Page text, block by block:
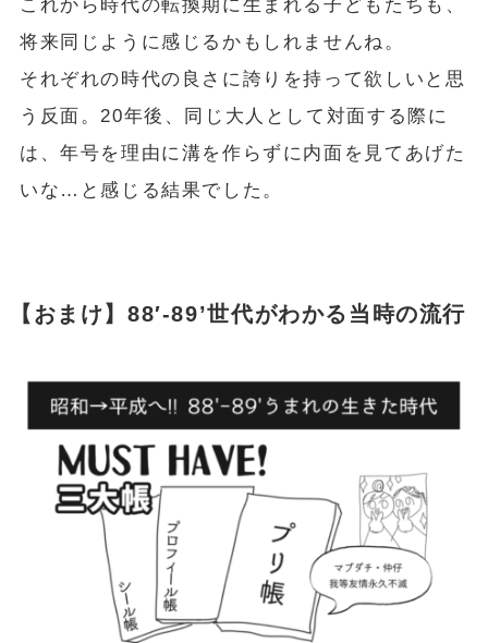
これから時代の転換期に生まれる子どもたちも、
将来同じように感じるかもしれませんね。
それぞれの時代の良さに誇りを持って欲しいと思
う反面。20年後、同じ大人として対面する際に
は、年号を理由に溝を作らずに内面を見てあげた
いな…と感じる結果でした。
【おまけ】88′-89’世代がわかる当時の流行